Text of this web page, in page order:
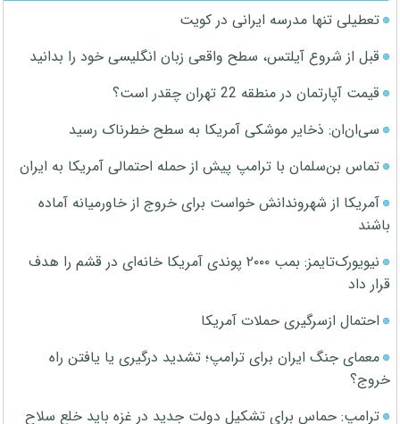
تعطیلی تنها مدرسه ایرانی در کویت
قبل از شروع آیلتس، سطح واقعی زبان انگلیسی خود را بدانید
قیمت آپارتمان در منطقه 22 تهران چقدر است؟
سی‌ان‌ان: ذخایر موشکی آمریکا به سطح خطرناک رسید
تماس بن‌سلمان با ترامپ پیش از حمله احتمالی آمریکا به ایران
آمریکا از شهروندانش خواست برای خروج از خاورمیانه آماده
باشند
نیویورک‌تایمز: بمب ۲۰۰۰ پوندی آمریکا خانه‌ای در قشم را هدف
قرار داد
احتمال ازسرگیری حملات آمریکا
معمای جنگ ایران برای ترامپ؛ تشدید درگیری یا یافتن راه
خروج؟
ترامپ: حماس برای تشکیل دولت جدید در غزه باید خلع سلاح